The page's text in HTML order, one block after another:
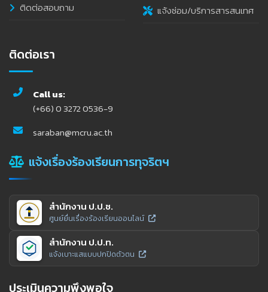
ติดต่อสอบถาม
แจ้งซ่อม/บริการสารสนเทศ
ติดต่อเรา
Call us:
(+66) 0 3272 0536-9
saraban@mcru.ac.th
แจ้งเรื่องร้องเรียนการทุจริตฯ
สำนักงาน ป.ป.ช.
ศูนย์ยื่นเรื่องร้องเรียนออนไลน์
สำนักงาน ป.ป.ท.
แจ้งเบาะแสแบบปกปิดตัวตน
ประเมินความพึงพอใจ